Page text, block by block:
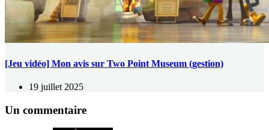
[Jeu vidéo] Mon avis sur Two Point Museum (gestion)
19 juillet 2025
Un commentaire